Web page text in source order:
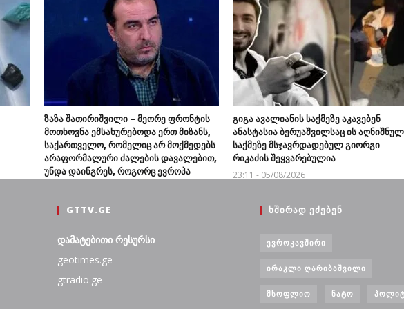
ზაზა შათირიშვილი – მეორე ფრონტის
მოთხოვნა ემსახურებოდა ერთ მიზანს,
საქართველო, რომელიც არ მოქმედებს
არაფორმალური ძალების დავალებით,
უნდა დაინგრეს, როგორც ევროპა
გიგა ავალიანის საქმეზე აკავებენ
ანასტასია ბერუაშვილსაც ის აღნიშნულ
საქმეზე მსჯავრდადებულ გიორგი
რიკაძის შეყვარებულია
23:11 - 05/08/2026
GTTV.GE
დამატებითი რესურსი
geotimes.ge
gtradio.ge
ᲮᲨᲘᲠᲐᲓ ᲔᲫᲔᲑᲔᲜ
ᲔᲕᲠᲝᲙᲐᲕᲨᲘᲠᲘ
ᲘᲠᲐᲙᲚᲘ ᲦᲐᲠᲘᲑᲐᲨᲕᲘᲚᲘ
ᲛᲡᲝᲤᲚᲘᲝ ᲜᲐᲢᲝ